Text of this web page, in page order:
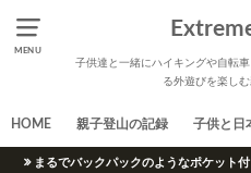
MENU
子供達と一緒にハイキングや自転
る外遊びを楽し
HOME 親子登山の記録 子供と日
まるでバックパックのようなポケット